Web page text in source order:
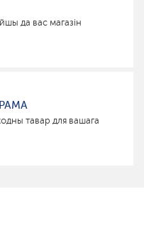
да вас магазін
тавар для вашага